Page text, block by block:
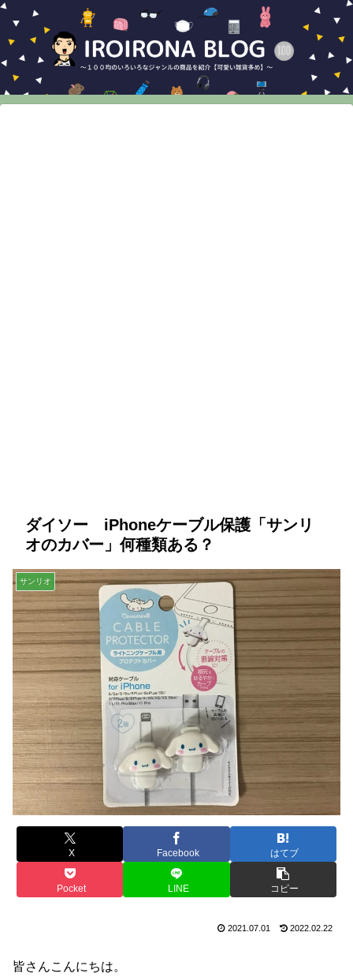
ダイソー iPhoneケーブル保護「サンリ
オのカバー」何種類ある？
サンリオ
X Facebook はてブ
Pocket LINE コピー
2021.07.01 2022.02.22
皆さんこんにちは。